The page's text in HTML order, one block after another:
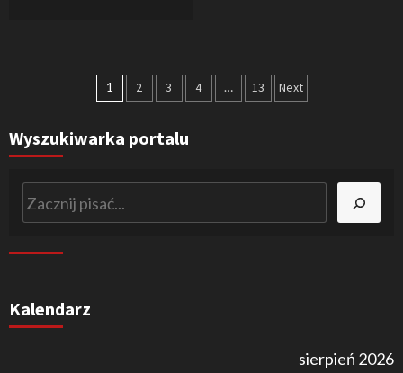
Nawigacja
wpisach
1 2 3 4 … 13 Next
Wyszukiwarka portalu
Szukaj
Kalendarz
sierpień 2026